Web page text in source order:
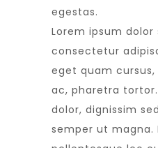
egestas.
Lorem ipsum
consectetur
eget quam
ac, pharetra
dolor, dignissim
semper ut magna.